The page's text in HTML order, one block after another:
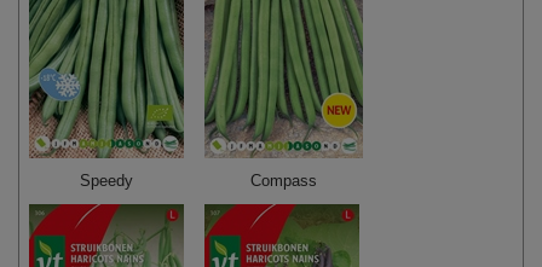
Speedy Compass